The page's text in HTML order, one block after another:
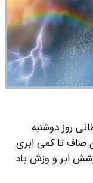
روز دوشنبه
صاف تا کمی ابری
ابر و وزش باد